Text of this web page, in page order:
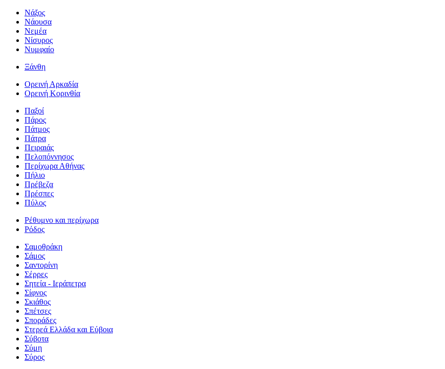
Νάξος
Νάουσα
Νεμέα
Νίσυρος
Νυμφαίο
Ξάνθη
Ορεινή Αρκαδία
Ορεινή Κορινθία
Παξοί
Πάρος
Πάτμος
Πάτρα
Πειραιάς
Πελοπόννησος
Περίχωρα Αθήνας
Πήλιο
Πρέβεζα
Πρέσπες
Πύλος
Ρέθυμνο και περίχωρα
Ρόδος
Σαμοθράκη
Σάμος
Σαντορίνη
Σέρρες
Σητεία - Ιεράπετρα
Σίφνος
Σκιάθος
Σπέτσες
Σποράδες
Στερεά Ελλάδα και Εύβοια
Σύβοτα
Σύμη
Σύρος